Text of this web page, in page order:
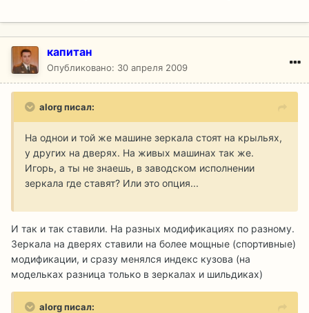
капитан
Опубликовано: 30 апреля 2009
alorg писал:
На однои и той же машине зеркала стоят на крыльях,
у других на дверях. На живых машинах так же.
Игорь, а ты не знаешь, в заводском исполнении
зеркала где ставят? Или это опция...
И так и так ставили. На разных модификациях по разному.
Зеркала на дверях ставили на более мощные (спортивные)
модификации, и сразу менялся индекс кузова (на
модельках разница только в зеркалах и шильдиках)
alorg писал: